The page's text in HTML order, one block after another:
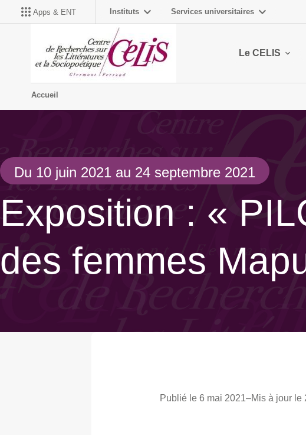
Apps & ENT Instituts Services universitaires
Le CELIS
Accueil
Du 10 juin 2021 au 24 septembre 2021
Exposition : «
des femmes
Publié le 6 mai 2021–Mis à jour le